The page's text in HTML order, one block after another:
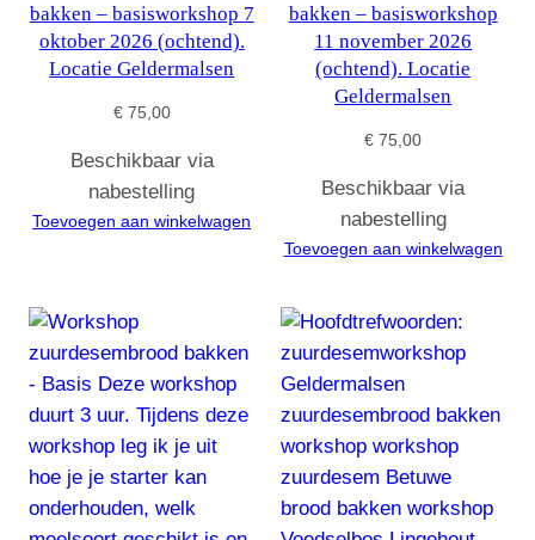
bakken – basisworkshop 7
oktober 2026 (ochtend).
Locatie Geldermalsen
€75,00
Beschikbaar via
nabestelling
Toevoegen aan winkelwagen
bakken – basisworkshop
11 november 2026
(ochtend). Locatie
Geldermalsen
€ 75,00
Beschikbaar via
nabestelling
Toevoegen aan winkelwagen